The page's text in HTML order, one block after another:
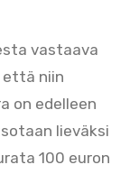
vastaava
että niin
on edelleen
lieväksi
100 euron